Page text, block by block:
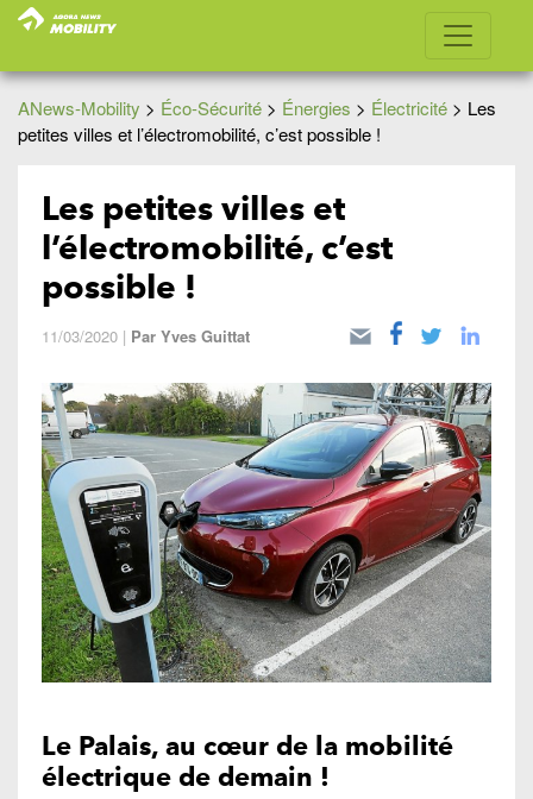
ANews-Mobility > Éco-Sécurité > Énergies > Électricité > Les
petites villes et l’électromobilité, c’est possible !
Les petites villes et
l’électromobilité, c’est
possible !
11/03/2020 | Par Yves Guittat
Le Palais, au cœur de la mobilité
électrique de demain !